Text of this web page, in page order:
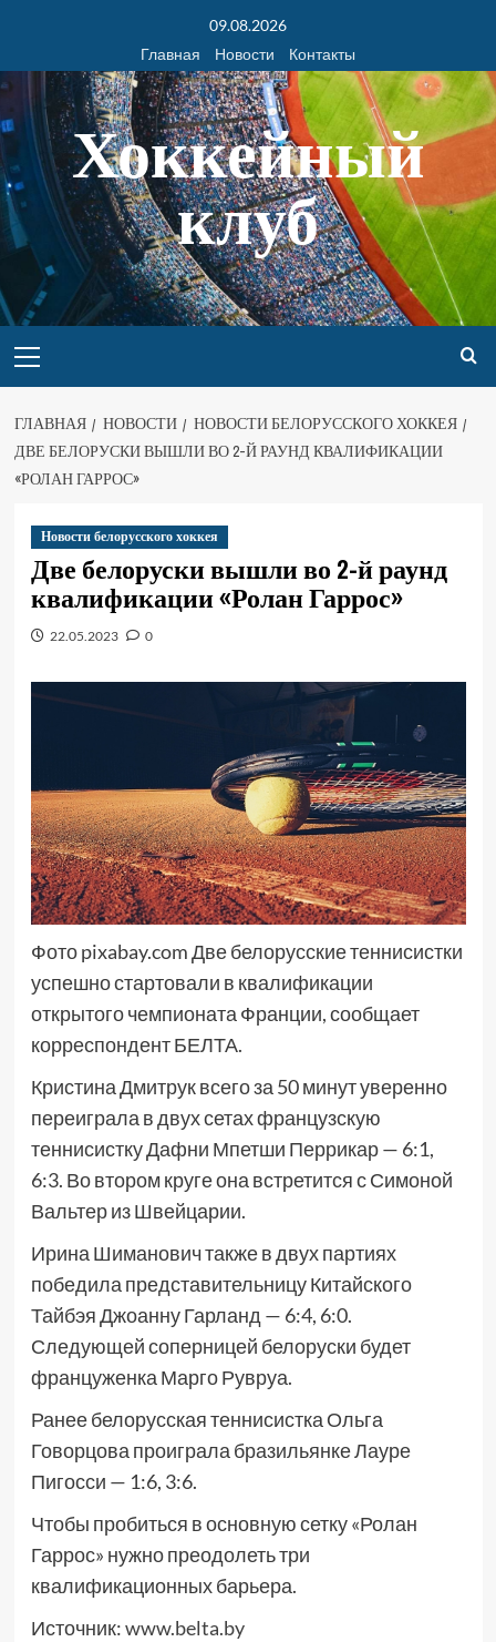
09.08.2026
Главная
Новости Контакты
Хоккейный
клуб
ГЛАВНАЯ НОВОСТИ
НОВОСТИ БЕЛОРУССКОГО ХОККЕЯ
ДВЕ БЕЛОРУСКИ ВЫШЛИ ВО 2-Й РАУНД КВАЛИФИКАЦИИ
«РОЛАН ГАРРОС»
Новости белорусского хоккея
Две белоруски вышли во 2-й раунд
квалификации «Ролан Гаррос»
22.05.2023 0
Фото pixabay.com Две белорусские теннисистки
успешно стартовали в квалификации
открытого чемпионата Франции, сообщает
корреспондент БЕЛТА.
Кристина Дмитрук всего за 50 минут уверенно
переиграла в двух сетах французскую
теннисистку Дафни Мпетши Перрикар — 6:1,
6:3. Во втором круге она встретится с Симоной
Вальтер из Швейцарии.
Ирина Шиманович также в двух партиях
победила представительницу Китайского
Тайбэя Джоанну Гарланд — 6:4, 6:0.
Следующей соперницей белоруски будет
француженка Марго Рувруа.
Ранее белорусская теннисистка Ольга
Говорцова проиграла бразильянке Лауре
Пигосси — 1:6, 3:6.
Чтобы пробиться в основную сетку «Ролан
Гаррос» нужно преодолеть три
квалификационных барьера.
Источник:www.belta.by